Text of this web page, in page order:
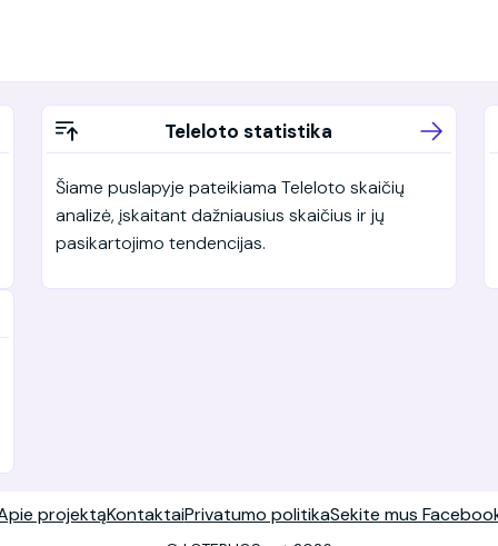
Teleloto statistika
Šiame puslapyje pateikiama Teleloto skaičių
analizė, įskaitant dažniausius skaičius ir jų
pasikartojimo tendencijas.
projektąKontaktaiPrivatumo politikaSekite mus